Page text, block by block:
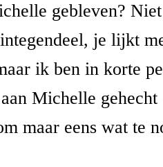
gebleven?
je lijkt
ik ben in korte
Michelle
maar eens wat te